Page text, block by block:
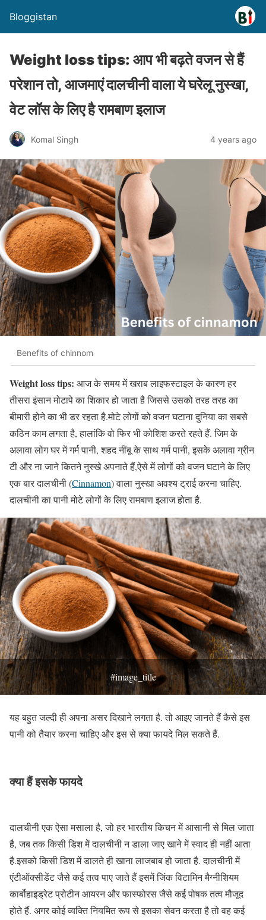
Bloggistan
Weight loss tips: आप भी बढ़ते वजन से हैं
परेशान तो, आजमाएं दालचीनी वाला ये घरेलू नुस्खा,
वेट लॉस के लिए है रामबाण इलाज
Komal Singh 4 years ago
Benefits of chinnom
Weight loss tips: आज के समय में खराब लाइफस्टाइल के कारण हर
तीसरा इंसान मोटापे का शिकार हो जाता है जिससे उसको तरह तरह का
बीमारी होने का भी डर रहता है.मोटे लोगों को वजन घटाना दुनिया का सबसे
कठिन काम लगता है, हालांकि वो फिर भी कोशिश करते रहते हैं. जिम के
अलावा लोग घर में गर्म पानी, शहद नींबू के साथ गर्म पानी, इसके अलावा ग्रीन
टी और ना जाने कितने नुस्खे अपनाते हैं,ऐसे में लोगों को वजन घटाने के लिए
एक बार दालचीनी (Cinnamon) वाला नुस्खा अवश्य ट्राई करना चाहिए.
दालचीनी का पानी मोटे लोगों के लिए रामबाण इलाज होता है.
#image_title
यह बहुत जल्दी ही अपना असर दिखाने लगता है. तो आइए जानते हैं कैसे इस
पानी को तैयार करना चाहिए और इस से क्या फायदे मिल सकते हैं.
क्या हैं इसके फायदे
दालचीनी एक ऐसा मसाला है, जो हर भारतीय किचन में आसानी से मिल जाता
है, जब तक किसी डिश में दालचीनी न डाला जाए खाने में स्वाद ही नहीं आता
है.इसको किसी डिश में डालते ही खाना लाजबाब हो जाता है. दालचीनी में
एंटीऑक्सीडेंट जैसे कई तत्व पाए जाते हैं इसमें जिंक विटामिन मैग्नीशियम
कार्बोहाइड्रेट प्रोटीन आयरन और फास्फोरस जैसे कई पोषक तत्व मौजूद
होते हैं. अगर कोई व्यक्ति नियमित रूप से इसका सेवन करता है तो वह कई